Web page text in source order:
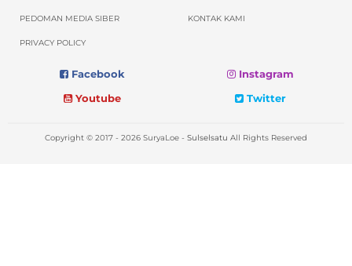
PEDOMAN MEDIA SIBER KONTAK KAMI
PRIVACY POLICY
Facebook
Instagram
Youtube
Twitter
Copyright © 2017 - 2026 SuryaLoe - Sulselsatu All Rights Reserved